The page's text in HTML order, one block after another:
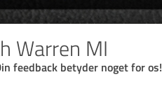
Warren MI
feedback betyder noget for os!